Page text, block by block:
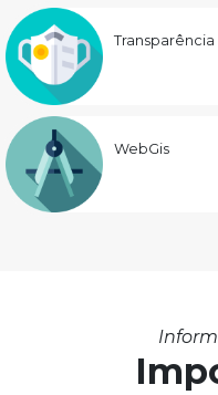
Transparência
WebGis